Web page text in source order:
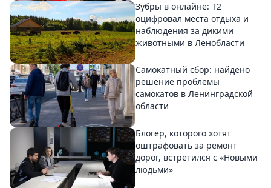
Зубры в онлайне: Т2
оцифровал места отдыха и
наблюдения за дикими
животными в Ленобласти
Самокатный сбор: найдено
решение проблемы
самокатов в Ленинградской
области
Блогер, которого хотят
оштрафовать за ремонт
дорог, встретился с «Новыми
людьми»